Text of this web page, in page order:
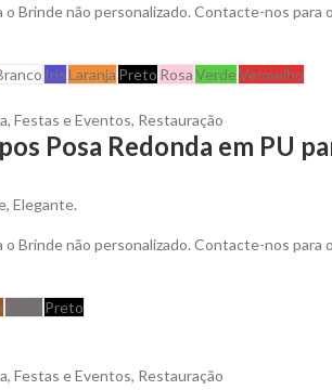
o Brinde não personalizado. Contacte-nos
IrisLaranja Preto RosaVerdeVermelho
, Festas e Eventos, Restauração
Posa Redonda em PU
Elegante.
o Brinde não personalizado. Contacte-nos
Preto
, Festas e Eventos, Restauração